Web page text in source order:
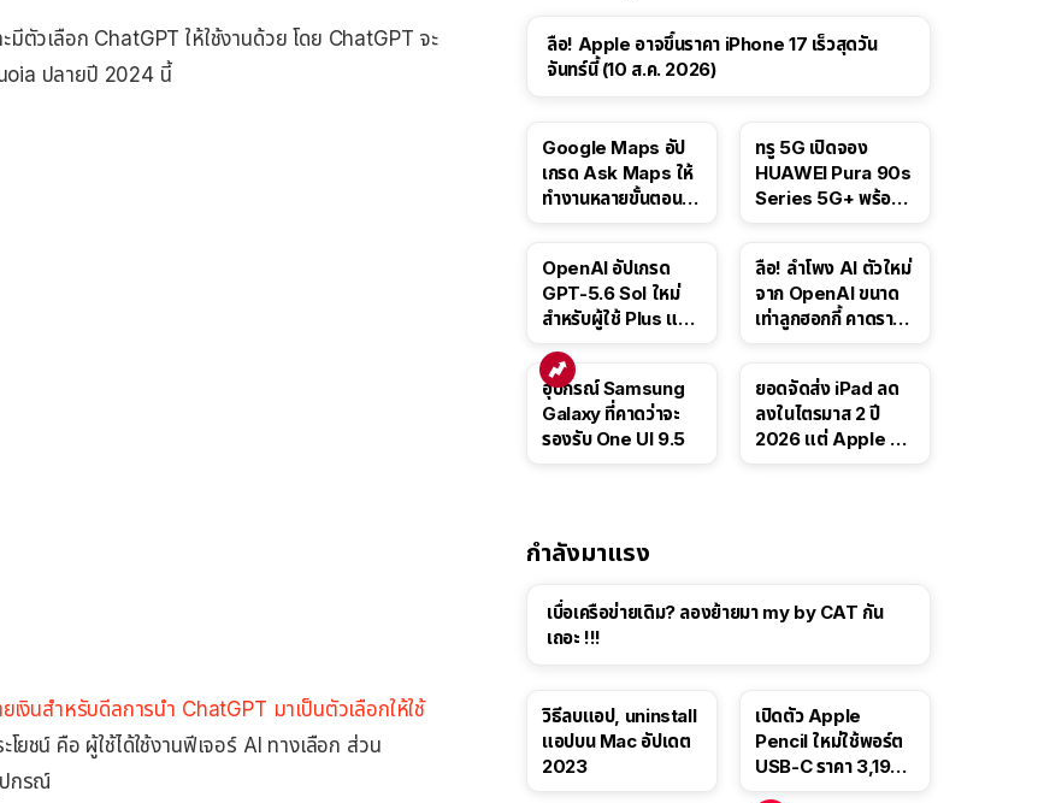
วเลือก ChatGPT ให้ใช้งานด้วย โดย ChatGPT จะ
ปลายปี 2024 นี้
เงินสำหรับดีลการนำ ChatGPT มาเป็นตัวเลือกให้ใช้
ยชน์ คือ ผู้ใช้ได้ใช้งานฟีเจอร์ AI ทางเลือก ส่วน
ปกรณ์
ลือ! Apple อาจขึ้นราคา iPhone 17 เร็วสุดวัน
จันทร์นี้ (10 ส.ค. 2026)
Google Maps อัป
เกรด Ask Maps ให้
ทำงานหลายขั้นตอนได้
สาธารณะ
ทรู 5G เปิดจอง
HUAWEI Pura 90s
Series 5G+ พร้อม
OpenAI อัปเกรด
GPT-5.6 Sol ใหม่
สำหรับผู้ใช้ Plus และ
5.6 Luna ให้ผู้ใช้ฟรี
ลือ! ลำโพง AI ตัวใหม่
จาก OpenAI ขนาด
เท่าลูกฮอกกี้ คาดราคา
อุปกรณ์ Samsung
Galaxy ที่คาดว่าจะ
รองรับ One UI 9.5
ยอดจัดส่ง iPad ลด
ลงในไตรมาส 2 ปี
2026 แต่ Apple ยัง
กำลังมาแรง
เบื่อเครือข่ายเดิม? ลองย้ายมา my by CAT กัน
เถอะ !!!
วิธีลบแอป, uninstall
แอปบน Mac อัปเดต
2023
เปิดตัว Apple
Pencil ใหม่ใช้พอร์ต
USB-C ราคา 3,190